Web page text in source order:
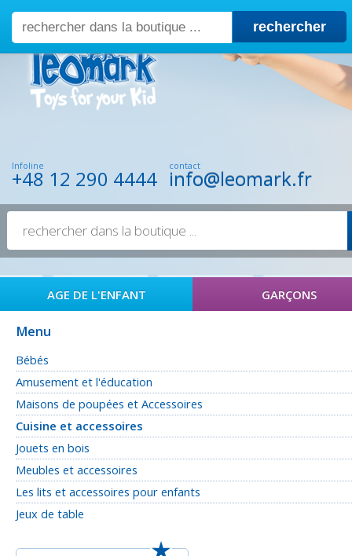
rechercher
Infoline
+48 12 290 4444
contact
info@leomark.fr
AGE DE L'ENFANT GARÇONS
Menu
Bébés
Amusement et l'éducation
Maisons de poupées et Accessoires
Cuisine et accessoires
Jouets en bois
Meubles et accessoires
Les lits et accessoires pour enfants
Jeux de table